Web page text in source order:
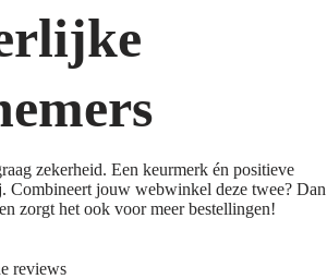
zekerheid. Een keurmerk én positieve
Combineert jouw webwinkel deze twee? Dan
zorgt het ook voor meer bestellingen!
reviews